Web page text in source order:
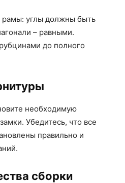
углы должны быть
– равными.
до полного
необходимую
Убедитесь, что все
правильно и
сборки